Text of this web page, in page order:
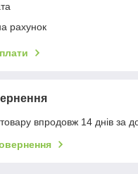
рахунок
впродовж 14 днів за